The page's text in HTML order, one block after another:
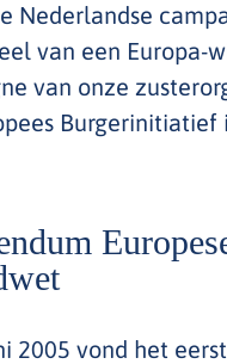
Nederlandse
van een Europa-
van onze
Burgerinitiatief
2005 vond het